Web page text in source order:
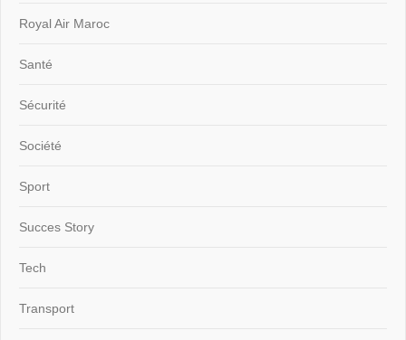
Royal Air Maroc
Santé
Sécurité
Société
Sport
Succes Story
Tech
Transport